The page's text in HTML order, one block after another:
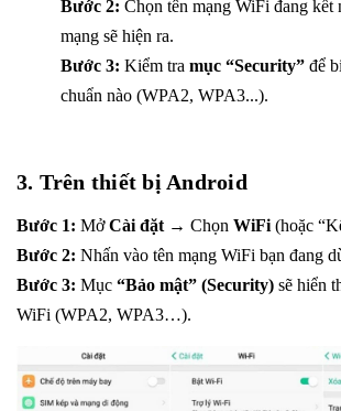
Bước 2: Chọn tên mạng WiFi đang
mạng sẽ hiện ra.
Bước 3: Kiểm tra mục “Security” để
chuẩn nào (WPA2, WPA3...).
3. Trên thiết bị Android
Bước 1: MởCài đặt → Chọn WiFi (hoặc
Bước 2: Nhấn vào tên mạng WiFi bạn đang
Bước 3: Mục “Bảo mật” (Security) sẽ hiển
WiFi (WPA2, WPA3…).